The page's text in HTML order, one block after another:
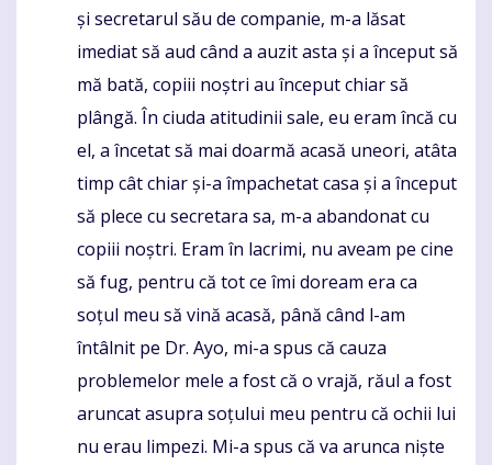
și secretarul său de companie, m-a lăsat
imediat să aud când a auzit asta și a început să
mă bată, copiii noștri au început chiar să
plângă. În ciuda atitudinii sale, eu eram încă cu
el, a încetat să mai doarmă acasă uneori, atâta
timp cât chiar și-a împachetat casa și a început
să plece cu secretara sa, m-a abandonat cu
copiii noștri. Eram în lacrimi, nu aveam pe cine
să fug, pentru că tot ce îmi doream era ca
soțul meu să vină acasă, până când l-am
întâlnit pe Dr. Ayo, mi-a spus că cauza
problemelor mele a fost că o vrajă, răul a fost
aruncat asupra soțului meu pentru că ochii lui
nu erau limpezi. Mi-a spus că va arunca niște